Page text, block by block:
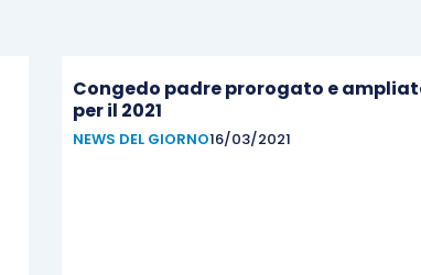
Congedo padre prorogato e
per il 2021
NEWS DEL GIORNO16/03/2021